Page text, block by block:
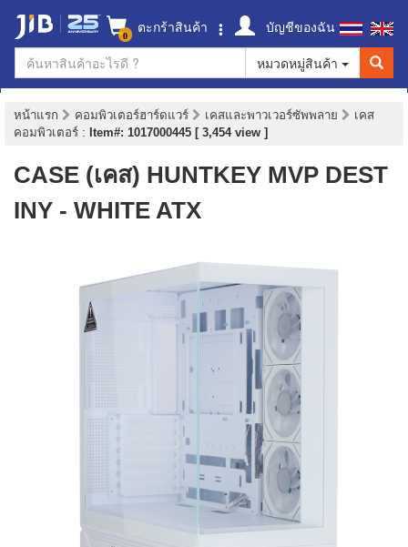
0 ตะกร้าสินค้า
บัญชีของฉัน
หมวดหมู่สินค้า
หน้าแรก คอมพิวเตอร์ฮาร์ดแวร์ เคสและพาวเวอร์ซัพพลาย
เคส
คอมพิวเตอร์ : Item#: 1017000445 [ 3,454 view ]
CASE (เคส) HUNTKEY MVP DEST
INY - WHITE ATX